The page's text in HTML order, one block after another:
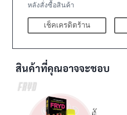
หลังสั่งซื้อสินค้า
เช็คเครดิตร้าน
สินค้าที่คุณอาจจะชอบ